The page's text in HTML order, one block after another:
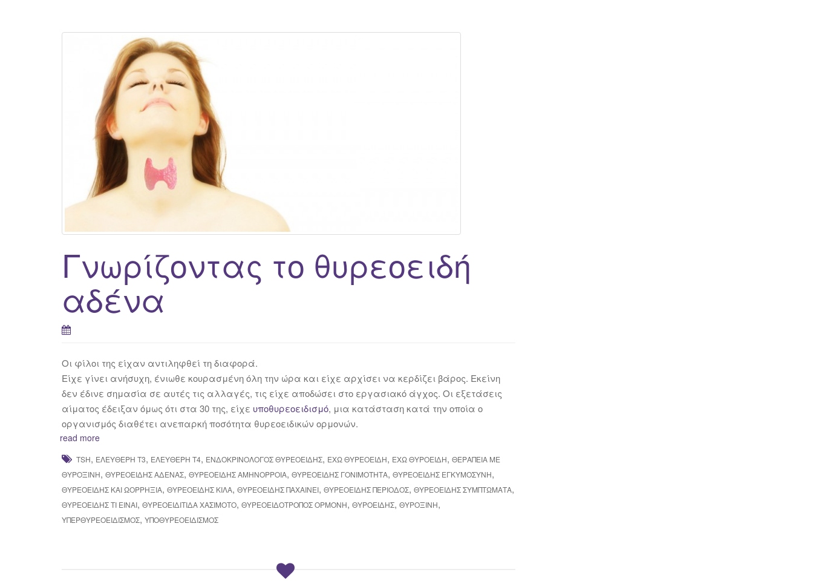
Γνωρίζοντας το θυρεοειδή
αδένα
Οι φίλοι της είχαν αντιληφθεί τη διαφορά.
Είχε γίνει ανήσυχη, ένιωθε κουρασμένη όλη την ώρα και είχε αρχίσει να κερδίζει βάρος. Εκείνη
δεν έδινε σημασία σε αυτές τις αλλαγές, τις είχε αποδώσει στο εργασιακό άγχος. Οι εξετάσεις
αίματος έδειξαν όμως ότι στα 30 της, είχε υποθυρεοειδισμό, μια κατάσταση κατά την οποία ο
οργανισμός διαθέτει ανεπαρκή ποσότητα θυρεοειδικών ορμονών.
read more
TSH, ΕΛΕΎΘΕΡΗ Τ3, ΕΛΕΎΘΕΡΗ Τ4, ΕΝΔΟΚΡΙΝΟΛΌΓΟΣ ΘΥΡΕΟΕΙΔΉΣ, ΈΧΩ ΘΥΡΕΟΕΙΔΉ, ΕΧΩ ΘΥΡΟΕΙΔΉ, ΘΕΡΑΠΕΊΑ ΜΕ
ΘΥΡΟΞΊΝΗ, ΘΥΡΕΟΕΙΔΉΣ ΑΔΈΝΑΣ, ΘΥΡΕΟΕΙΔΉΣ ΑΜΗΝΌΡΡΟΙΑ, ΘΥΡΕΟΕΙΔΉΣ ΓΟΝΙΜΌΤΗΤΑ, ΘΥΡΕΟΕΙΔΉΣ ΕΓΚΥΜΟΣΎΝΗ,
ΘΥΡΕΟΕΙΔΉΣ ΚΑΙ ΩΟΡΡΗΞΊΑ, ΘΥΡΕΟΕΙΔΉΣ ΚΙΛΆ, ΘΥΡΕΟΕΙΔΗΣ ΠΑΧΑΙΝΕΙ, ΘΥΡΕΟΕΙΔΉΣ ΠΕΡΊΟΔΟΣ, ΘΥΡΕΟΕΙΔΉΣ ΣΥΜΠΤΏΜΑΤΑ,
ΘΥΡΕΟΕΙΔΉΣ ΤΙ ΕΊΝΑΙ, ΘΥΡΕΟΕΙΔΊΤΙΔΑ ΧΑΣΙΜΟΤΟ, ΘΥΡΕΟΕΙΔΟΤΡΌΠΟΣ ΟΡΜΌΝΗ, ΘΥΡΟΕΙΔΉΣ, ΘΥΡΟΞΊΝΗ,
ΥΠΕΡΘΥΡΕΟΕΙΔΙΣΜΌΣ, ΥΠΟΘΥΡΕΟΕΙΔΙΣΜΌΣ